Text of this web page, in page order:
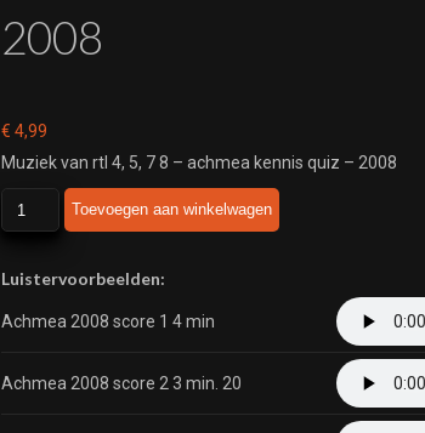
2008
€ 4,99
Muziek van rtl 4, 5, 7 8 – achmea kennis quiz – 2008
4,
7
-
kennis
Toevoegen aan winkelwagen
Luistervoorbeelden:
Achmea 2008 score 1 4 min
Achmea 2008 score 2 3 min. 20